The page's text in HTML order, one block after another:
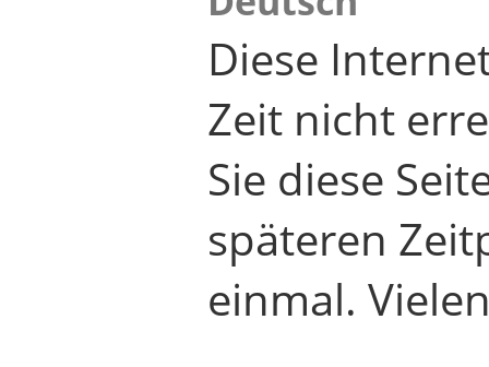
Diese
Zeit nicht
Sie diese
späteren
einmal.